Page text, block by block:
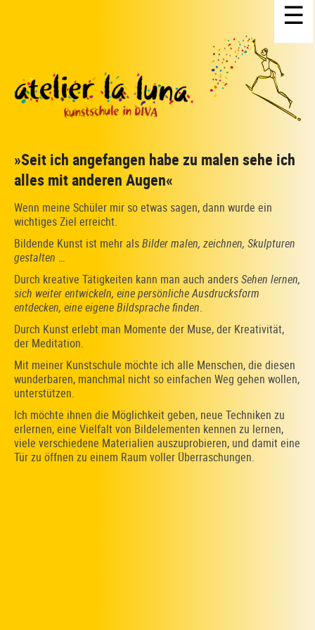
»Seit ich angefangen habe zu malen sehe ich
alles mit anderen Augen«
Wenn meine Schüler mir so etwas sagen, dann wurde ein
wichtiges Ziel erreicht.
Bildende Kunst ist mehr alsBilder malen, zeichnen, Skulpturen
gestalten …
Durch kreative Tätigkeiten kann man auch andersSehen lernen,
sich weiter entwickeln, eine persönliche Ausdrucksform
entdecken, eine eigene Bildsprache finden.
Durch Kunst erlebt man Momente der Muse, der Kreativität,
der Meditation.
Mit meiner Kunstschule möchte ich alle Menschen, die diesen
wunderbaren, manchmal nicht so einfachen Weg gehen wollen,
unterstützen.
Ich möchte ihnen die Möglichkeit geben, neue Techniken zu
erlernen, eine Vielfalt von Bildelementen kennen zu lernen,
viele verschiedene Materialien auszuprobieren, und damit eine
Tür zu öffnen zu einem Raum voller Überraschungen.
☰